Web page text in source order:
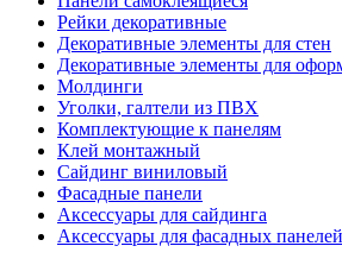
Рейки декоративные
Декоративные элементы для стен
Декоративные элементы для
Молдинги
Уголки, галтели из ПВХ
Комплектующие к панелям
Клей монтажный
Сайдинг виниловый
Фасадные панели
Аксессуары для сайдинга
Аксессуары для фасадных панелей